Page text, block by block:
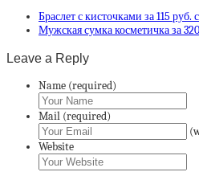
Браслет с кисточками за 115 руб.
Мужская сумка косметичка за
Leave a Reply
Name (required)
Mail (required)
Website